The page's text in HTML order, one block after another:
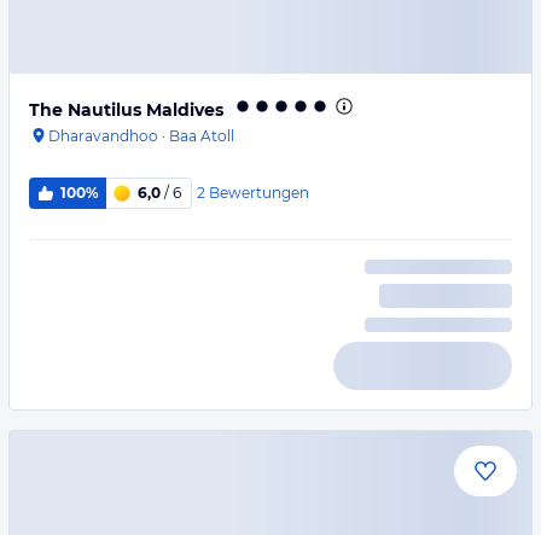
The Nautilus Maldives
Dharavandhoo · Baa Atoll
100% 6,0 / 6 2 Bewertungen